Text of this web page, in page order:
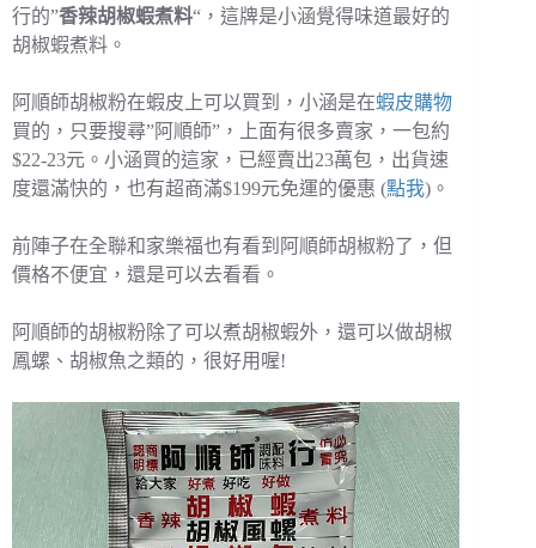
行的”香辣胡椒蝦煮料“，這牌是小涵覺得味道最好的
胡椒蝦煮料。
阿順師胡椒粉在蝦皮上可以買到，小涵是在蝦皮購物
買的，只要搜尋”阿順師”，上面有很多賣家，一包約
$22-23元。小涵買的這家，已經賣出23萬包，出貨速
度還滿快的，也有超商滿$199元免運的優惠 (點我)。
前陣子在全聯和家樂福也有看到阿順師胡椒粉了，但
價格不便宜，還是可以去看看。
阿順師的胡椒粉除了可以煮胡椒蝦外，還可以做胡椒
鳳螺、胡椒魚之類的，很好用喔!